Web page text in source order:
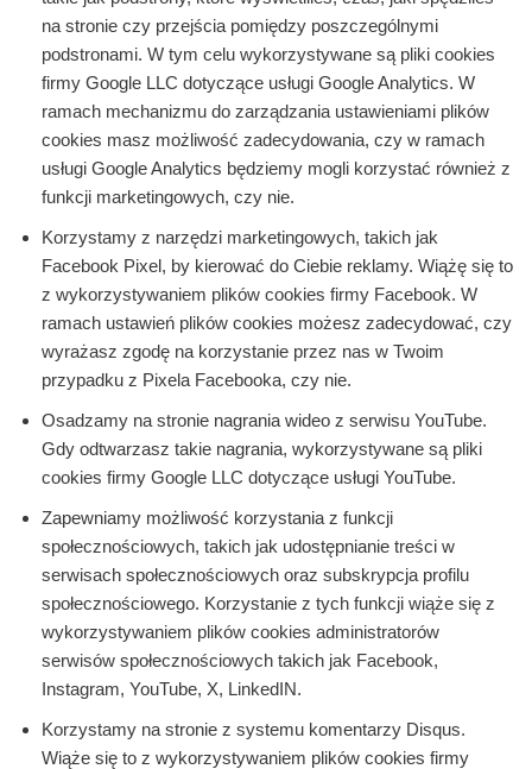
na stronie czy przejścia pomiędzy poszczególnymi
podstronami. W tym celu wykorzystywane są pliki cookies
firmy Google LLC dotyczące usługi Google Analytics. W
ramach mechanizmu do zarządzania ustawieniami plików
cookies masz możliwość zadecydowania, czy w ramach
usługi Google Analytics będziemy mogli korzystać również z
funkcji marketingowych, czy nie.
Korzystamy z narzędzi marketingowych, takich jak
Facebook Pixel, by kierować do Ciebie reklamy. Wiążę się to
z wykorzystywaniem plików cookies firmy Facebook. W
ramach ustawień plików cookies możesz zadecydować, czy
wyrażasz zgodę na korzystanie przez nas w Twoim
przypadku z Pixela Facebooka, czy nie.
Osadzamy na stronie nagrania wideo z serwisu YouTube.
Gdy odtwarzasz takie nagrania, wykorzystywane są pliki
cookies firmy Google LLC dotyczące usługi YouTube.
Zapewniamy możliwość korzystania z funkcji
społecznościowych, takich jak udostępnianie treści w
serwisach społecznościowych oraz subskrypcja profilu
społecznościowego. Korzystanie z tych funkcji wiąże się z
wykorzystywaniem plików cookies administratorów
serwisów społecznościowych takich jak Facebook,
Instagram, YouTube, X, LinkedIN.
Korzystamy na stronie z systemu komentarzy Disqus.
Wiąże się to z wykorzystywaniem plików cookies firmy